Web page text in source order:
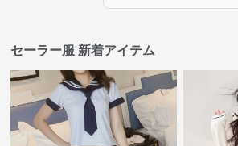
セーラー服 新着アイテム